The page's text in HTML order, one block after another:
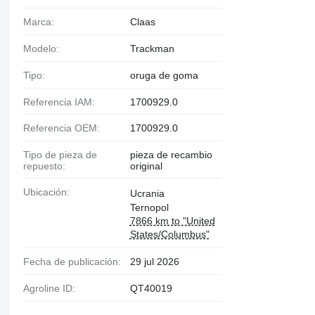
Marca: Claas
Modelo: Trackman
Tipo: oruga de goma
Referencia IAM: 1700929.0
Referencia OEM: 1700929.0
Tipo de pieza de
repuesto:
pieza de recambio
original
Ubicación:
Ucrania
Ternopol
7866 km to "United
States/Columbus"
Fecha de publicación: 29 jul 2026
Agroline ID: QT40019